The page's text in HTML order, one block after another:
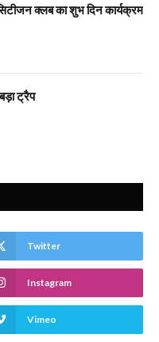
क्लब का शुभ दिन कार्यक्रम
ट्रैप
Twitter
Instagram
Vimeo